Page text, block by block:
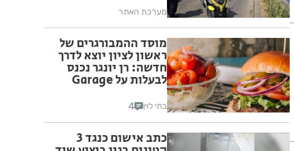
מערכת האתר
מוסד ההמבורגרים של
ראשון לציון יוצא לדרך
חדשה: רן יונגר נכנס
לבעלות על Garage
בתי לוין 4
כתב אישום כנגד 3